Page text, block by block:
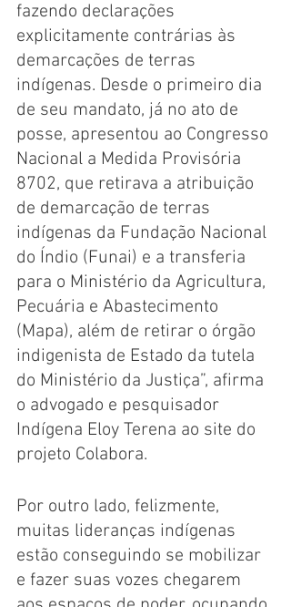
fazendo declarações
explicitamente contrárias às
demarcações de terras
indígenas. Desde o primeiro dia
de seu mandato, já no ato de
posse, apresentou ao Congresso
Nacional a Medida Provisória
8702, que retirava a atribuição
de demarcação de terras
indígenas da Fundação Nacional
do Índio (Funai) e a transferia
para o Ministério da Agricultura,
Pecuária e Abastecimento
(Mapa), além de retirar o órgão
indigenista de Estado da tutela
do Ministério da Justiça”, afirma
o advogado e pesquisador
Indígena Eloy Terena ao site do
projeto Colabora.
Por outro lado, felizmente,
muitas lideranças indígenas
estão conseguindo se mobilizar
e fazer suas vozes chegarem